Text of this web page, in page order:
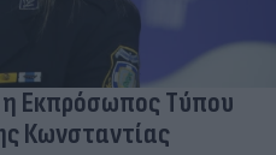
Εκπρόσωπος Τύπου
Κωνσταντίας